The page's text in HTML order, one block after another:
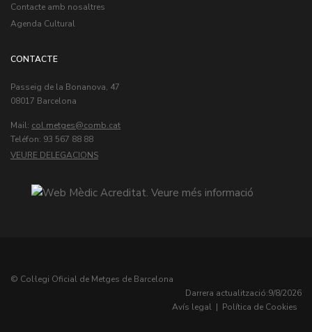
Contacte amb nosaltres
Agenda Cultural
CONTACTE
Passeig de la Bonanova, 47
08017 Barcelona
Mail: col.metges
Teléfon: 93 567 88 88
VEURE DELEGACIONS
© Col·legi Oficial de Metges de Barcelona
Darrera actualització:9/8/2026
Avís legal | Política de Cookies